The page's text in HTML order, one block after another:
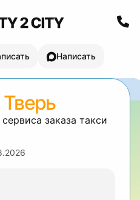
Написать
заказа такси